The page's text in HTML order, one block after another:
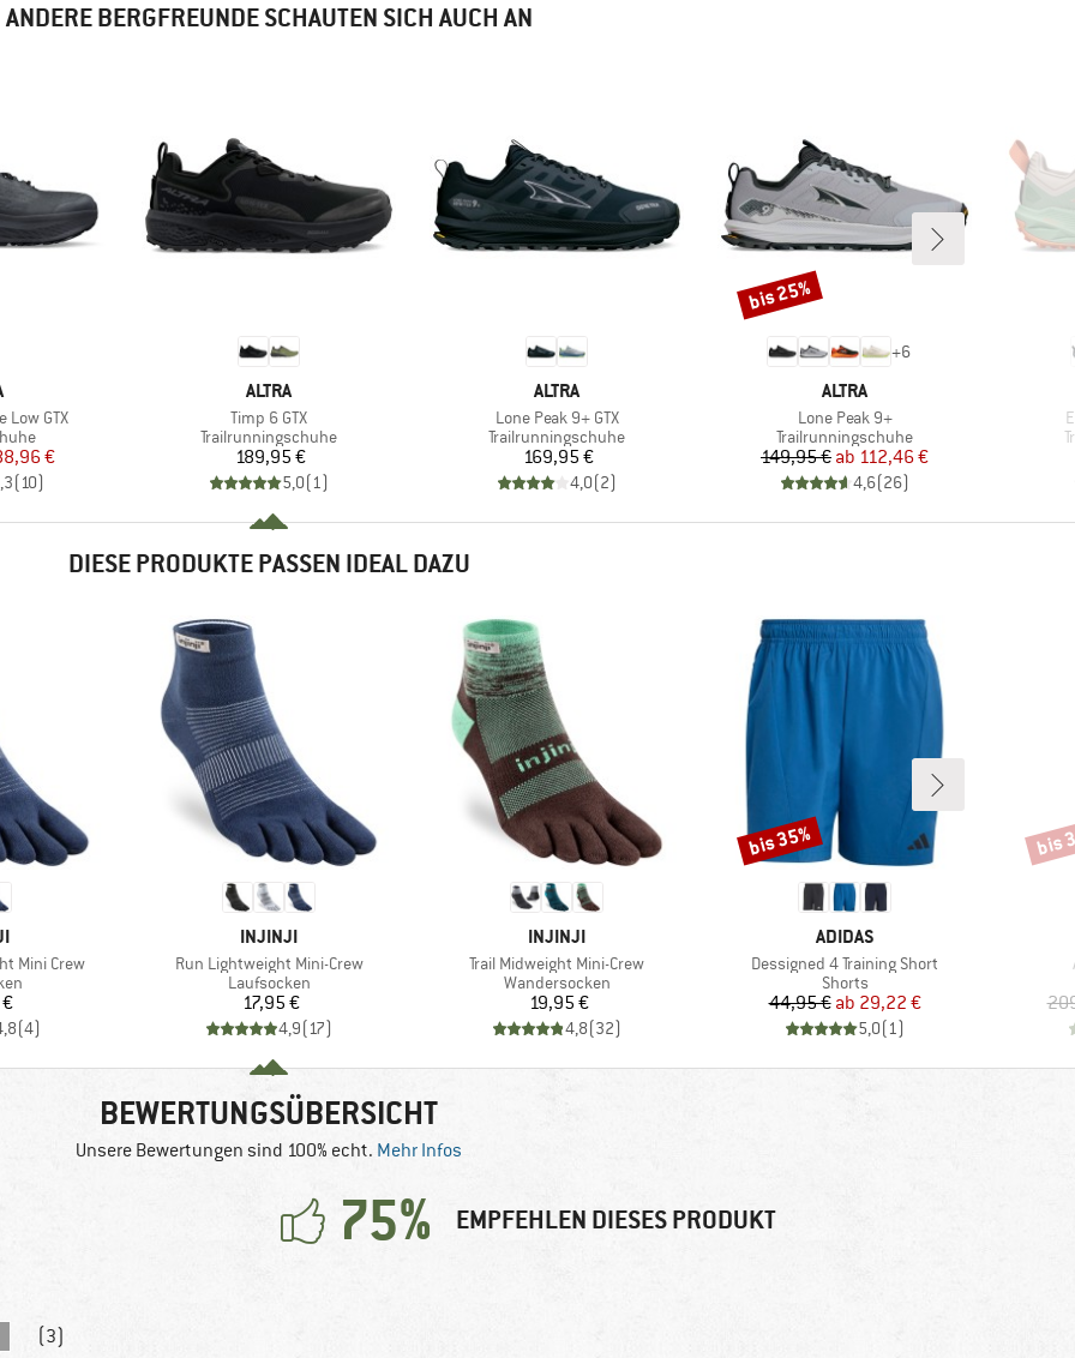
ANDERE BERGFREUNDE SCHAUTEN SICH AUCH AN
Low GTX
Preis
€
( 10)
MARKE
ALTRA
Artikel
Timp 6 GTX
Produktgruppe
Trailrunningschuhe
Preis
189,95 €
5,0( 1)
MARKE
ALTRA
Artikel
Lone Peak 9+ GTX
Produktgruppe
Trailrunningschuhe
Preis
169,95 €
4,0(2)
+6
MARKE
ALTRA
Artikel
Lone Peak 9+
Produktgruppe
Trailrunningschuhe
Preis
149,95 € reduzierter Preis
ab 112,46 €
4,6(26)
Rabatt
bis 25%
DIESE PRODUKTE PASSEN IDEAL DAZU
Mini Crew
(4)
MARKE
INJINJI
Artikel
Run Lightweight Mini-Crew
Produktgruppe
Laufsocken
Preis
17,95 €
4,9( 17)
MARKE
INJINJI
Artikel
Trail Midweight Mini-Crew
Produktgruppe
Wandersocken
Preis
19,95 €
4,8(32)
MARKE
ADIDAS
Artikel
Dessigned 4 Training Short
Produktgruppe
Shorts
Preis
44,95 € reduzierter Preis
ab 29,22 €
5,0( 1)
Rabatt
bis 35% bis
BEWERTUNGSÜBERSICHT
Unsere Bewertungen sind 100% echt. Mehr Infos
75% EMPFEHLEN DIESES PRODUKT
(3)